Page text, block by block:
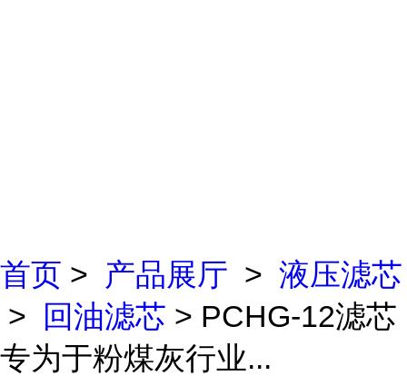
首页 > 产品展厅 > 液压滤芯
>
回油滤芯 > PCHG-12滤芯
专为于粉煤灰行业...